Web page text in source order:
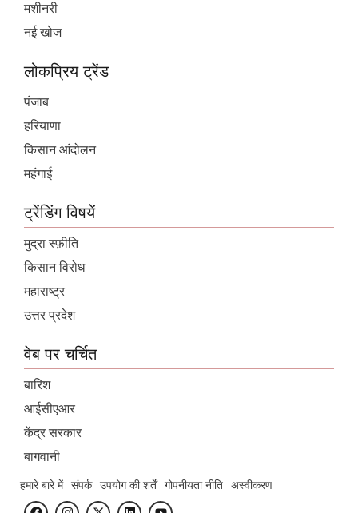
मशीनरी
नई खोज
लोकप्रिय ट्रेंड
पंजाब
हरियाणा
किसान आंदोलन
महंगाई
ट्रेंडिंग विषयें
मुद्रा स्फ़ीति
किसान विरोध
महाराष्ट्र
उत्तर प्रदेश
वेब पर चर्चित
बारिश
आईसीएआर
केंद्र सरकार
बागवानी
हमारे बारे में संपर्क उपयोग की शर्तें गोपनीयता नीति अस्वीकरण